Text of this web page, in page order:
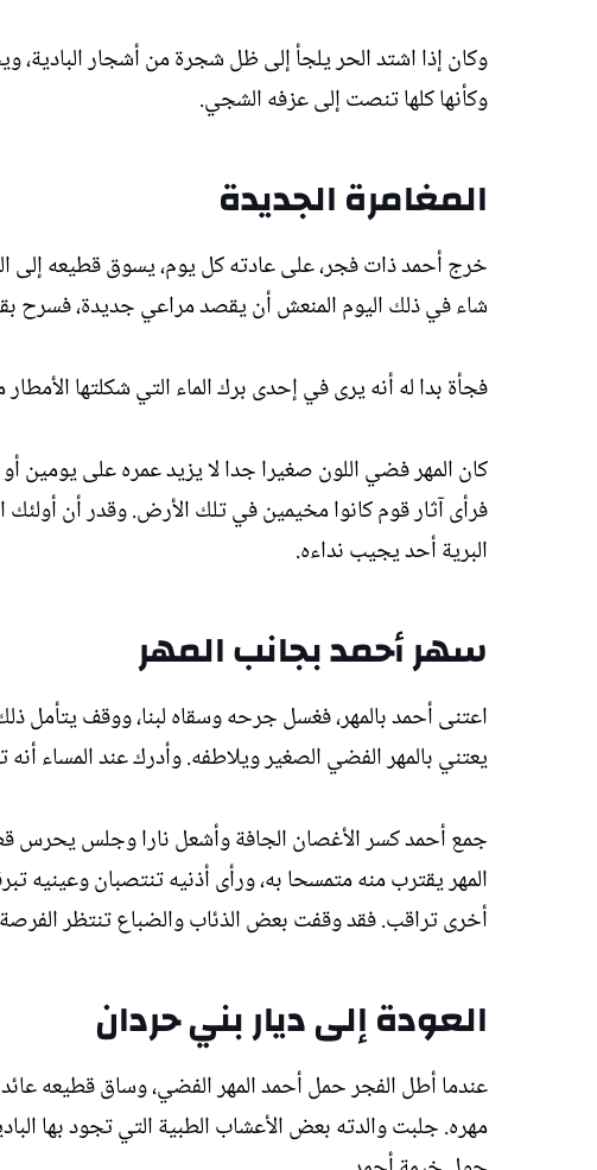
وكان إذا اشتد الحر يلجأ إلى ظل شجرة من أشجار البادية،
وكأنها كلها تنصت إلى عزفه الشجي.
المغامرة الجديدة
خرج أحمد ذات فجر، على عادته كل يوم، يسوق قطيعه إلى
شاء في ذلك اليوم المنعش أن يقصد مراعي جديدة، فسرح
فجأة بدا له أنه يرى في إحدى برك الماء التي شكلتها
كان المهر فضي اللون صغيرا جدا لا يزيد عمره على يومين
فرأى آثار قوم كانوا مخيمين في تلك الأرض. وقدر أن
البرية أحد يجيب نداءه.
سهر أحمد بجانب المهر
اعتنى أحمد بالمهر، فغسل جرحه وسقاه لبنا، ووقف يتأمل
يعتني بالمهر الفضي الصغير ويلاطفه. وأدرك عند المساء
جمع أحمد كسر الأغصان الجافة وأشعل نارا وجلس يحرس
المهر يقترب منه متمسحا به، ورأى أذنيه تنتصبان وعينيه
أخرى تراقب. فقد وقفت بعض الذئاب والضباع تنتظر الفرصة
العودة إلى ديار بني حردان
عندما أطل الفجر حمل أحمد المهر الفضي، وساق قطيعه
مهره. جلبت والدته بعض الأعشاب الطبية التي تجود بها